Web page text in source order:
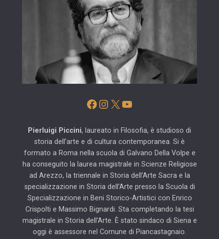
Facebook
Instagram
X YouTube
Pierluigi Piccini, laureato in Filosofia, è studioso di
storia dell’arte e di cultura contemporanea. Si è
formato a Roma nella scuola di Galvano Della Volpe e
ha conseguito la laurea magistrale in Scienze Religiose
ad Arezzo, la triennale in Storia dell’Arte Sacra e la
specializzazione in Storia dell’Arte presso la Scuola di
Specializzazione in Beni Storico-Artistici con Enrico
Crispolti e Massimo Bignardi. Sta completando la tesi
magistrale in Storia dell’Arte. È stato sindaco di Siena e
oggi è assessore nel Comune di Piancastagnaio.